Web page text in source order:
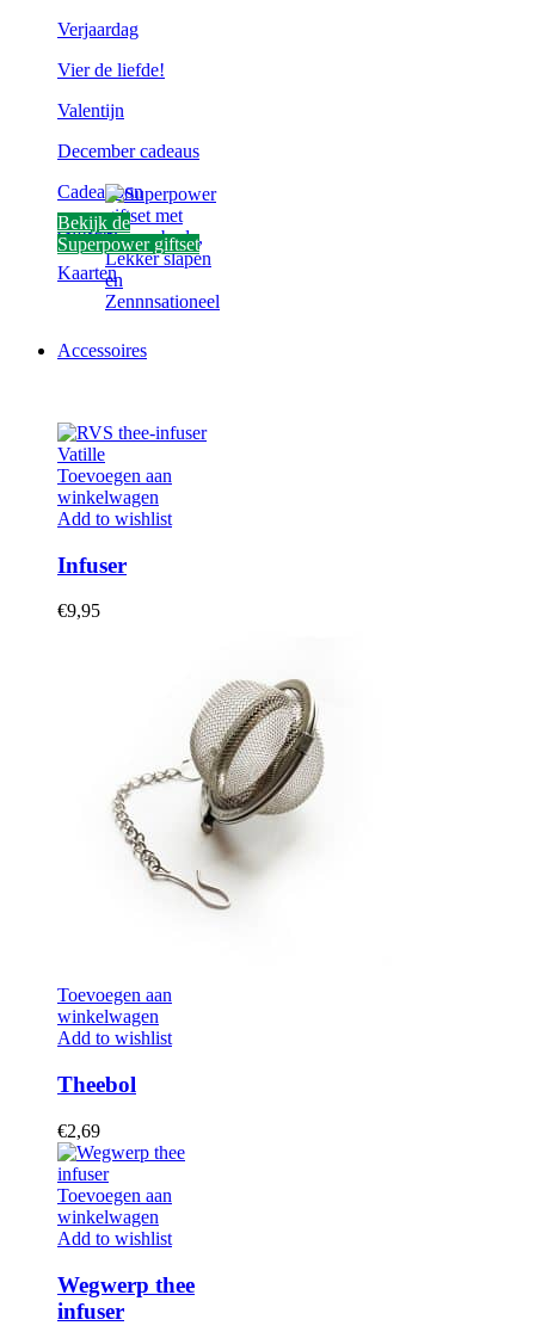
Verjaardag
Vier de liefde!
Valentijn
December cadeaus
Cadeaubon
Giftsets
Kaarten
Bekijk de
Superpower giftset
Accessoires
Toevoegen aan
winkelwagen
Add to wishlist
Infuser
€9,95
Toevoegen aan
winkelwagen
Add to wishlist
Theebol
€2,69
Toevoegen aan
winkelwagen
Add to wishlist
Wegwerp thee
infuser